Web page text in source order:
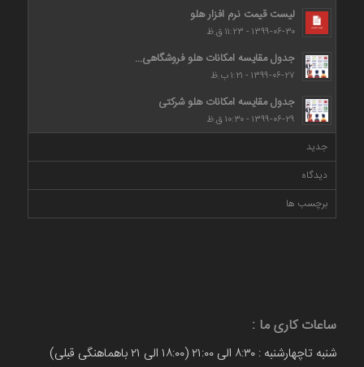
لیست قیمت نرم افزار هلو
۱۳۹۹-۰۶-۳۰ - ۱۱:۲۳ ق.ظ
جدول مقایسه امکانات هلو فروشگاهی...
۱۳۹۹-۰۶-۲۷ - ۱:۲۱ ب.ظ
جدول مقایسه امکانات هلو شرکتی
۱۳۹۹-۰۶-۲۹ - ۱۰:۳۰ ق.ظ
جدید
دیدگاه
برچسب ها
ساعات کاری ما :
شنبه تاچهارشنبه : ۸:۳۰ الی ۲۱:۰۰ (۱۸:۰۰ الی ۲۱ باهماهنگی قبلی)